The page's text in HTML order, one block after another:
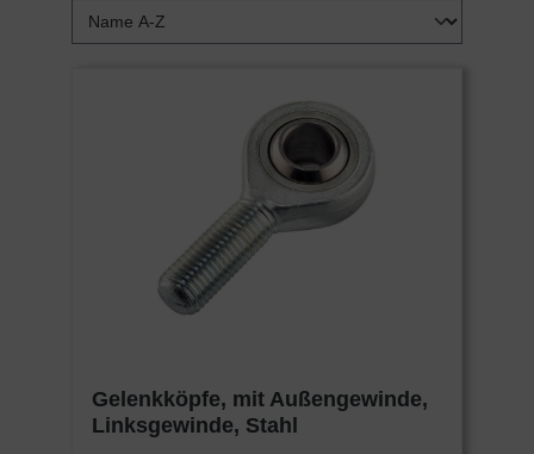
Gelenkköpfe, mit Außengewinde,
Linksgewinde, Stahl